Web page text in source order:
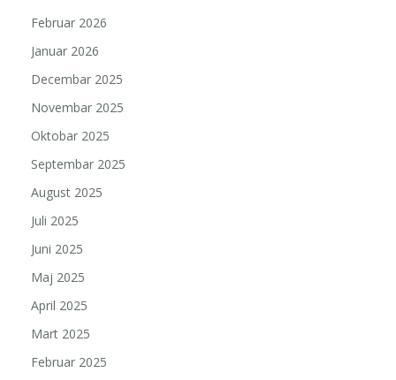
Februar 2026
Januar 2026
Decembar 2025
Novembar 2025
Oktobar 2025
Septembar 2025
August 2025
Juli 2025
Juni 2025
Maj 2025
April 2025
Mart 2025
Februar 2025